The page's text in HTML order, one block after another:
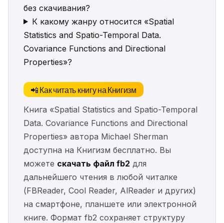
без скачивания?
К какому жанру относится «Spatial
Statistics and Spatio-Temporal Data.
Covariance Functions and Directional
Properties»?
📲 Как читать книгу на Книгизм
Книга «Spatial Statistics and Spatio-Temporal
Data. Covariance Functions and Directional
Properties» автора Michael Sherman
доступна на Книгизм бесплатно. Вы
можете скачать файл fb2 для
дальнейшего чтения в любой читалке
(FBReader, Cool Reader, AlReader и других)
на смартфоне, планшете или электронной
книге. Формат fb2 сохраняет структуру